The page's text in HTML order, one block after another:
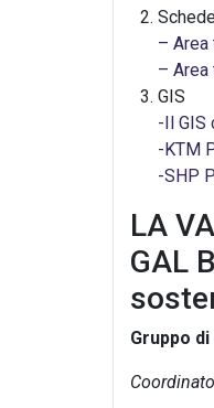
– Area
– Area
GIS
-Il GIS
-KTM
-SHP
LA
GAL
Gruppo